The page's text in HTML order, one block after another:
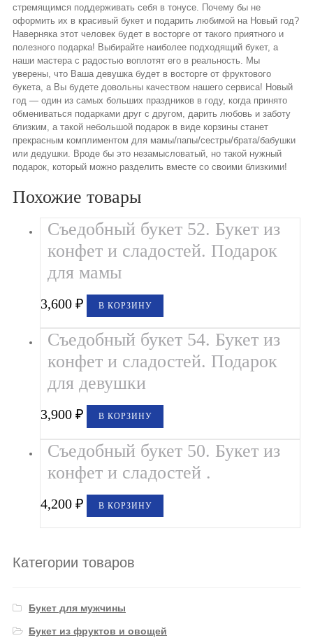
стремящимся поддерживать себя в тонусе. Почему бы не
оформить их в красивый букет и подарить любимой на Новый год?
Наверняка этот человек будет в восторге от такого приятного и
полезного подарка! Выбирайте наиболее подходящий букет, а
наши мастера с радостью воплотят его в реальность. Мы
уверены, что Ваша девушка будет в восторге от фруктового
букета, а Вы будете довольны качеством нашего сервиса! Новый
год — один из самых больших праздников в году, когда принято
обмениваться подарками друг с другом, дарить любовь и заботу
близким, а такой небольшой подарок в виде корзины станет
прекрасным комплиментом для мамы/папы/сестры/брата/бабушки
или дедушки. Вроде бы это незамысловатый, но такой нужный
подарок, который можно разделить вместе со своими близкими!
Похожие товары
Съедобный букет 52. Букет из
конфет и сладостей. Подарок
для мамы
3,600₽ В КОРЗИНУ
Съедобный букет 54. Букет из
конфет и сладостей. Подарок
для девушки
3,900₽ В КОРЗИНУ
Съедобный букет 50. Букет из
конфет и сладостей .
4,200₽ В КОРЗИНУ
Категории товаров
Букет для мужчины
Букет из фруктов и овощей